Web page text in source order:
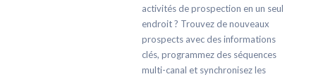
activités de prospection en un seul
endroit ? Trouvez de nouveaux
prospects avec des informations
clés, programmez des séquences
multi-canal et synchronisez les